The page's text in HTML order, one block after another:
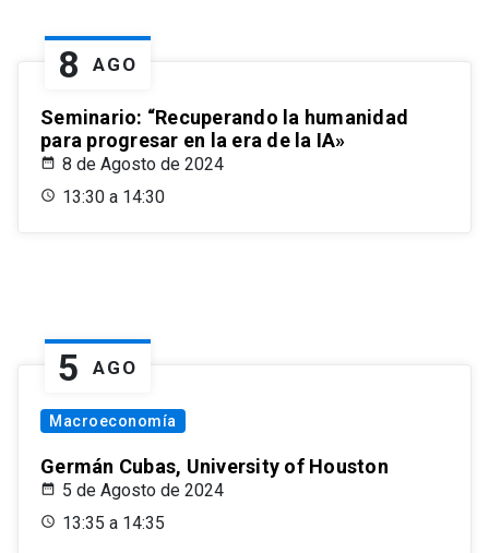
8 AGO
Seminario: “Recuperando la humanidad
para progresar en la era de la IA»
8 de Agosto de 2024
13:30 a 14:30
5 AGO
Macroeconomía
Germán Cubas, University of Houston
5 de Agosto de 2024
13:35 a 14:35